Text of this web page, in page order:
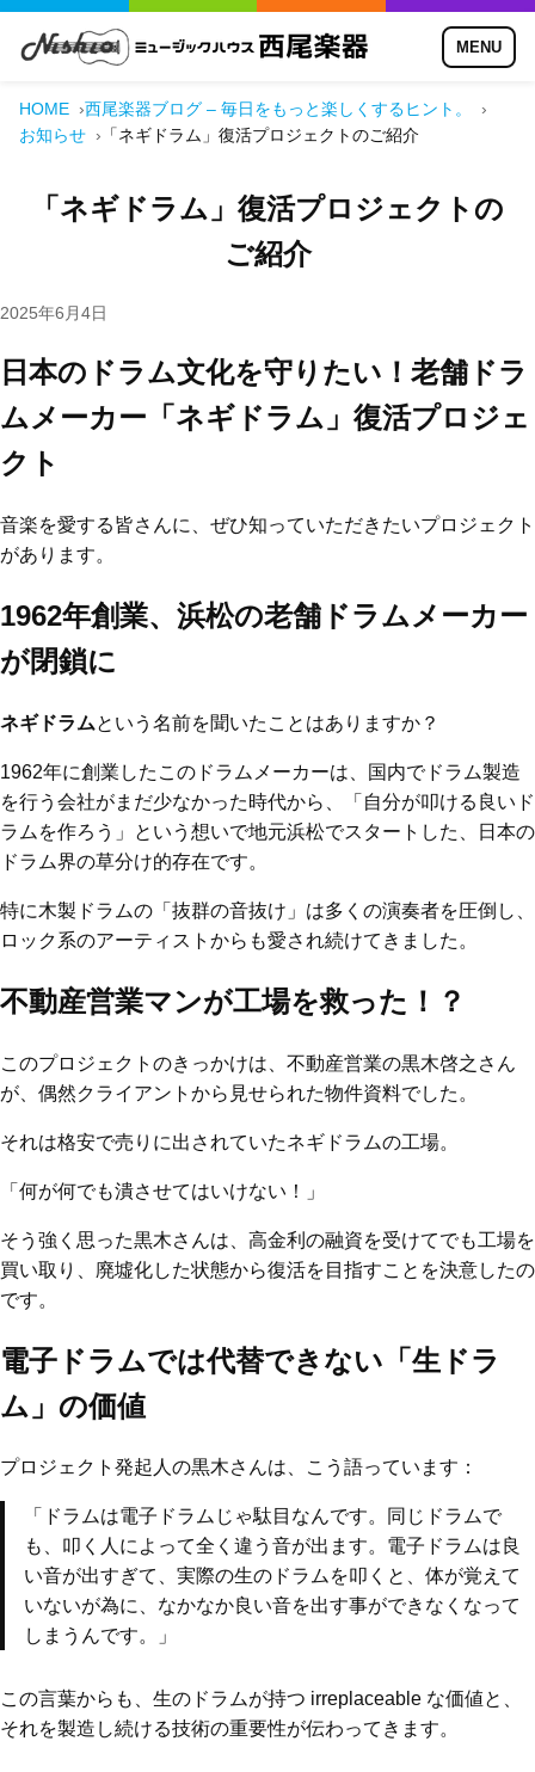
MENU
HOME
西尾楽器ブログ – 毎日をもっと楽しくするヒント。
お知らせ
「ネギドラム」復活プロジェクトのご紹介
「ネギドラム」復活プロジェクトの
ご紹介
2025年6月4日
日本のドラム文化を守りたい！老舗ドラ
ムメーカー「ネギドラム」復活プロジェ
クト
音楽を愛する皆さんに、ぜひ知っていただきたいプロジェクト
があります。
1962年創業、浜松の老舗ドラムメーカー
が閉鎖に
ネギドラムという名前を聞いたことはありますか？
1962年に創業したこのドラムメーカーは、国内でドラム製造
を行う会社がまだ少なかった時代から、「自分が叩ける良いド
ラムを作ろう」という想いで地元浜松でスタートした、日本の
ドラム界の草分け的存在です。
特に木製ドラムの「抜群の音抜け」は多くの演奏者を圧倒し、
ロック系のアーティストからも愛され続けてきました。
不動産営業マンが工場を救った！？
このプロジェクトのきっかけは、不動産営業の黒木啓之さん
が、偶然クライアントから見せられた物件資料でした。
それは格安で売りに出されていたネギドラムの工場。
「何が何でも潰させてはいけない！」
そう強く思った黒木さんは、高金利の融資を受けてでも工場を
買い取り、廃墟化した状態から復活を目指すことを決意したの
です。
電子ドラムでは代替できない「生ドラ
ム」の価値
プロジェクト発起人の黒木さんは、こう語っています：
「ドラムは電子ドラムじゃ駄目なんです。同じドラムで
も、叩く人によって全く違う音が出ます。電子ドラムは良
い音が出すぎて、実際の生のドラムを叩くと、体が覚えて
いないが為に、なかなか良い音を出す事ができなくなって
しまうんです。」
この言葉からも、生のドラムが持つ irreplaceable な価値と、
それを製造し続ける技術の重要性が伝わってきます。